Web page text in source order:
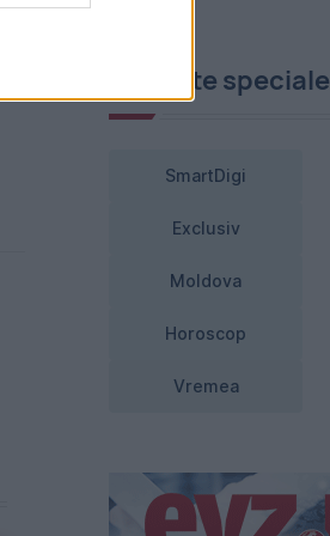
Proiecte speciale
SmartDigi
Exclusiv
Moldova
Horoscop
Vremea